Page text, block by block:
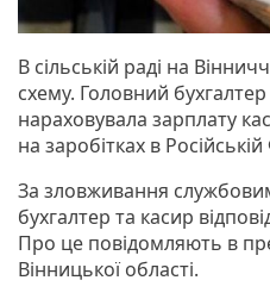
В сільській раді на
схему. Головний
нараховувала зарплату
на заробітках в Російській
За зловживання
бухгалтер та касир
Про це повідомляють в
Вінницької області.